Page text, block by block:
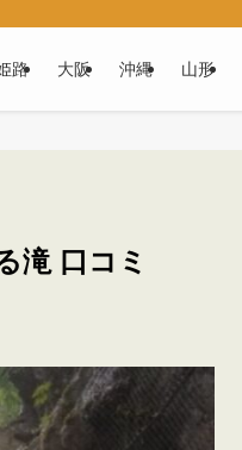
路 大阪 沖縄 山形
滝 口コミ